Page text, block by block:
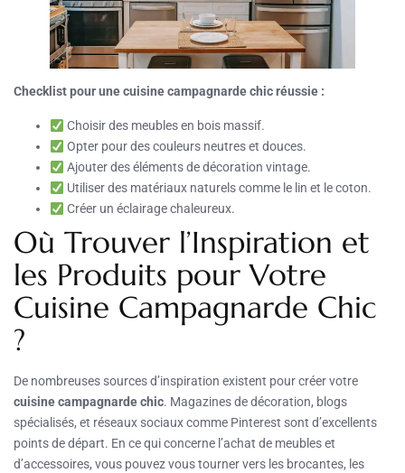
Checklist pour une cuisine campagnarde chic réussie :
Choisir des meubles en bois massif.
Opter pour des couleurs neutres et douces.
Ajouter des éléments de décoration vintage.
Utiliser des matériaux naturels comme le lin et le coton.
Créer un éclairage chaleureux.
Où Trouver l’Inspiration et
les Produits pour Votre
Cuisine Campagnarde Chic
?
De nombreuses sources d’inspiration existent pour créer votre
cuisine campagnarde chic. Magazines de décoration, blogs
spécialisés, et réseaux sociaux comme Pinterest sont d’excellents
points de départ. En ce qui concerne l’achat de meubles et
d’accessoires, vous pouvez vous tourner vers les brocantes, les